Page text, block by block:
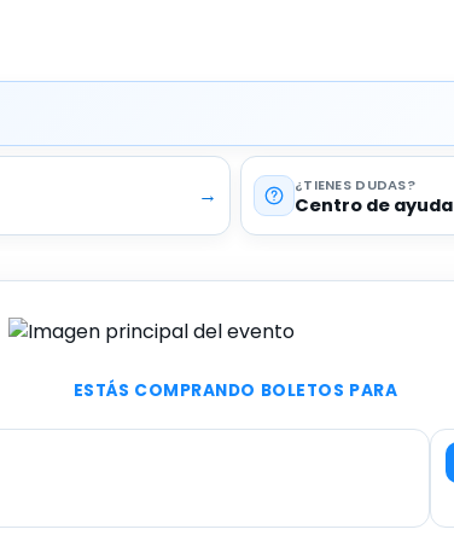
→ ¿TIENES DUDAS
Centro de ayuda
ESTÁS COMPRANDO BOLETOS PARA